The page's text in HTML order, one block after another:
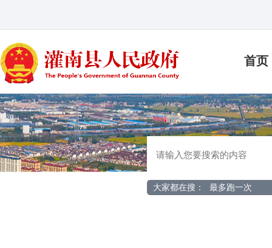
首页
大家都在搜： 最多跑一次